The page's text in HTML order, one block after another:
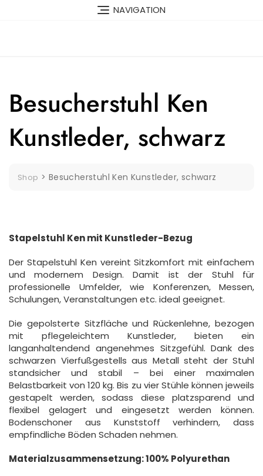
NAVIGATION
Besucherstuhl Ken
Kunstleder, schwarz
Shop > Besucherstuhl Ken Kunstleder, schwarz
Stapelstuhl Ken mit Kunstleder-Bezug
Der Stapelstuhl Ken vereint Sitzkomfort mit einfachem
und modernem Design. Damit ist der Stuhl für
professionelle Umfelder, wie Konferenzen, Messen,
Schulungen, Veranstaltungen etc. ideal geeignet.
Die gepolsterte Sitzfläche und Rückenlehne, bezogen
mit pflegeleichtem Kunstleder, bieten ein
langanhaltendend angenehmes Sitzgefühl. Dank des
schwarzen Vierfußgestells aus Metall steht der Stuhl
standsicher und stabil – bei einer maximalen
Belastbarkeit von 120 kg. Bis zu vier Stühle können jeweils
gestapelt werden, sodass diese platzsparend und
flexibel gelagert und eingesetzt werden können.
Bodenschoner aus Kunststoff verhindern, dass
empfindliche Böden Schaden nehmen.
Materialzusammensetzung: 100% Polyurethan